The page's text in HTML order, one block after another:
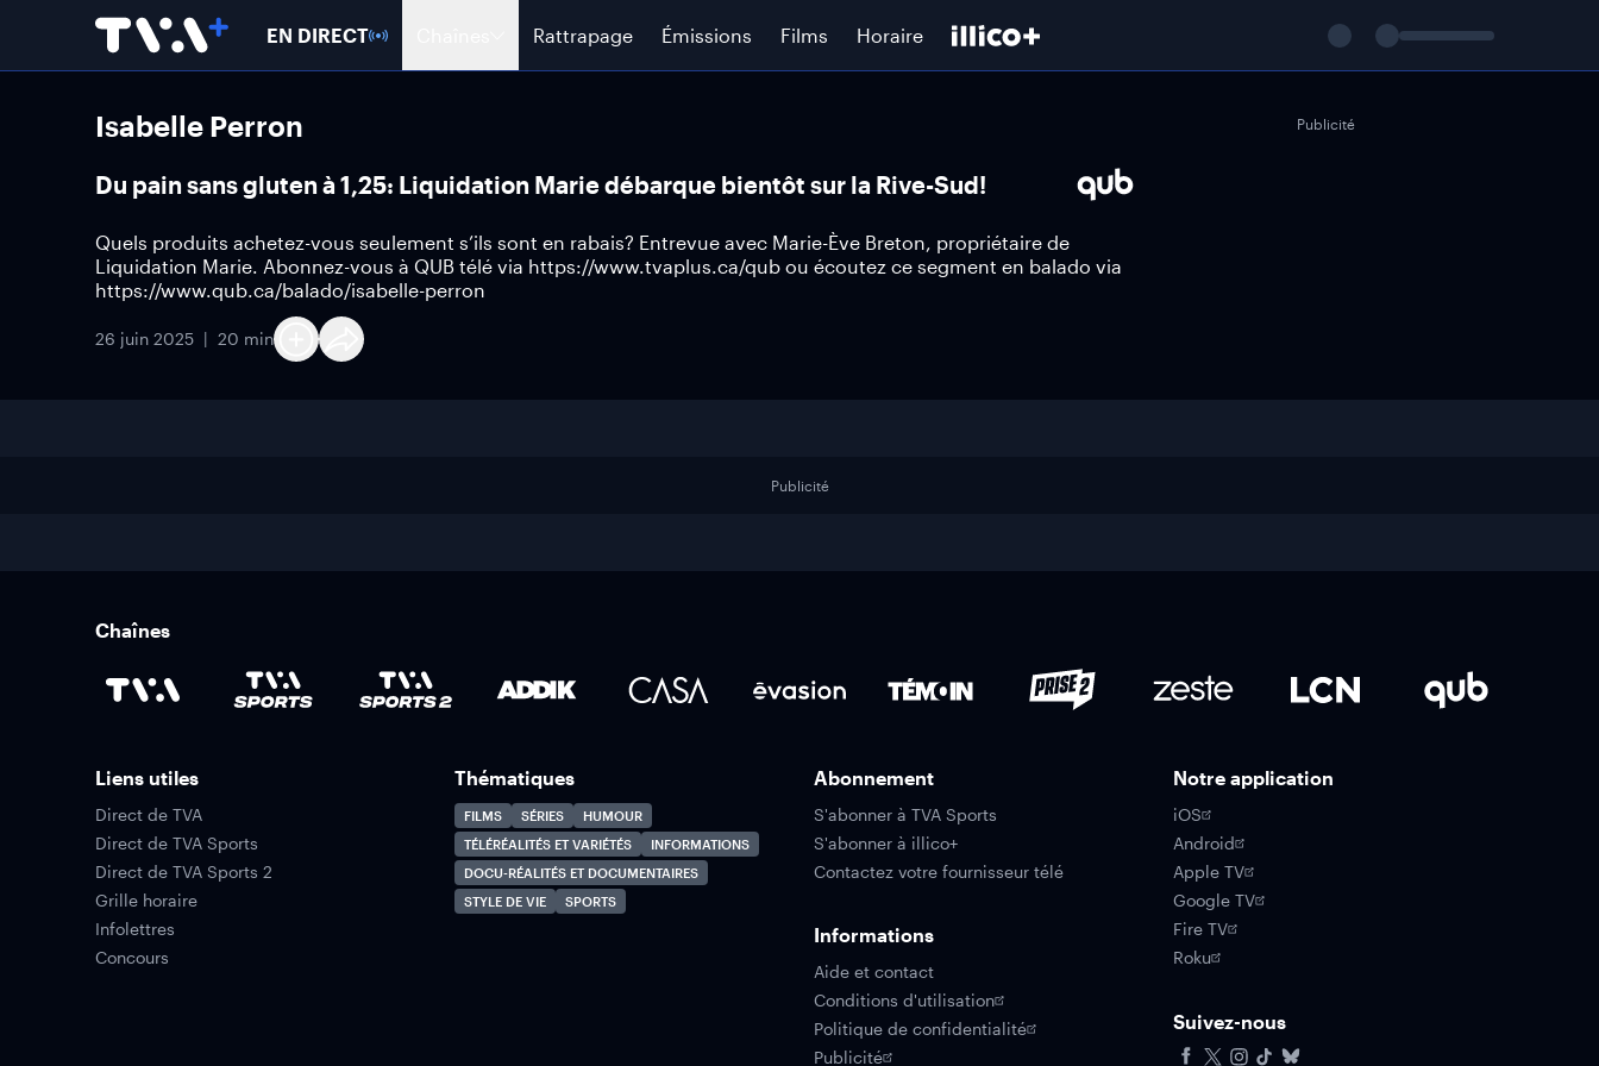
EN DIRECT Rattrapage Émissions Films Horaire
Isabelle Perron
Du pain sans gluten à 1,25: Liquidation Marie débarque bientôt sur la Rive-Sud!
Quels produits achetez-vous seulement s’ils sont en rabais? Entrevue avec Marie-Ève Breton, propriétaire de
Liquidation Marie. Abonnez-vous à QUB télé via https://www.tvaplus.ca/qub ou écoutez ce segment en balado via
https://www.qub.ca/balado/isabelle-perron
26 juin 2025 20 min
Publicité
Publicité
Chaînes
Liens utiles
Direct de TVA
Direct de TVA Sports
Direct de TVA Sports 2
Grille horaire
Infolettres
Concours
Thématiques
FILMS SÉRIES
HUMOUR
TÉLÉRÉALITÉS ET VARIÉTÉS
INFORMATIONS
DOCU-RÉALITÉS ET DOCUMENTAIRES
STYLE DE VIE
SPORTS
Abonnement
S'abonner à TVA Sports
S'abonner à illico+
Contactez votre fournisseur télé
Informations
Aide et contact
Conditions d'utilisation
Politique de confidentialité
Publicité
Notre application
iOS
Android
Apple TV
Google TV
Fire TV
Roku
Suivez-nous